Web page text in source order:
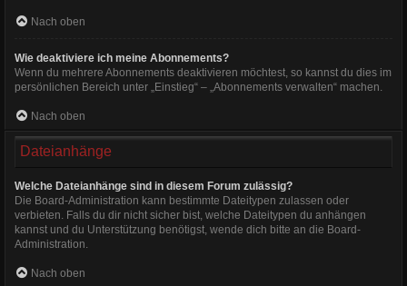
Nach oben
Wie deaktiviere ich meine Abonnements?
Wenn du mehrere Abonnements deaktivieren möchtest, so kannst du dies im
persönlichen Bereich unter „Einstieg“ – „Abonnements verwalten“ machen.
Nach oben
Dateianhänge
Welche Dateianhänge sind in diesem Forum zulässig?
Die Board-Administration kann bestimmte Dateitypen zulassen oder
verbieten. Falls du dir nicht sicher bist, welche Dateitypen du anhängen
kannst und du Unterstützung benötigst, wende dich bitte an die Board-
Administration.
Nach oben